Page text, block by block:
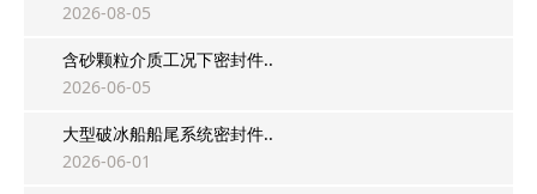
2026-08-05
含砂颗粒介质工况下密封件..
2026-06-05
大型破冰船船尾系统密封件..
2026-06-01